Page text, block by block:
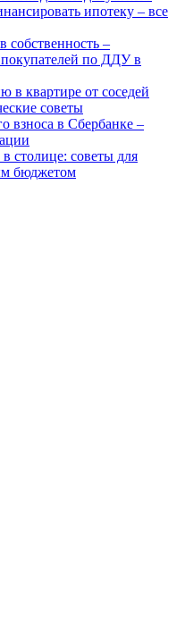
ипотеку – все
собственность –
покупателей по ДДУ в
в квартире от соседей
советы
взноса в Сбербанке –
столице: советы для
бюджетом